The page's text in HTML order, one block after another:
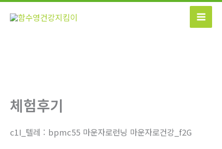
콘
체험후기
c1I_텔레 : bpmc55 마운자로런닝 마운자로건강_f2G